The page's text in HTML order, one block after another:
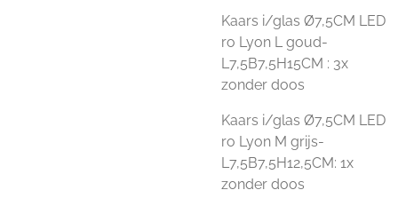
Kaars i/glas Ø7,5CM LED
ro Lyon L goud-
L7,5B7,5H15CM : 3x
zonder doos
Kaars i/glas Ø7,5CM LED
ro Lyon M grijs-
L7,5B7,5H12,5CM: 1x
zonder doos